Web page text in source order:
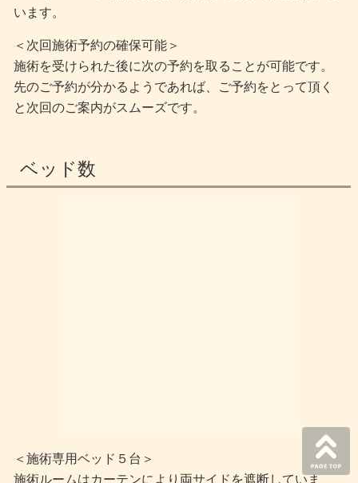
います。
＜次回施術予約の確保可能＞
施術を受けられた後に次の予約を取ることが可能です。
先のご予約が分かるようであれば、ご予約をとって頂く
と次回のご案内がスムーズです。
ベッド数
＜施術専用ベッド５台＞
施術ルームはカーテンにより両サイドを遮断していま